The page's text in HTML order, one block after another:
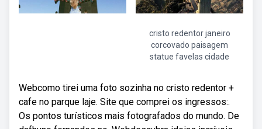
cristo redentor janeiro
corcovado paisagem
statue favelas cidade
Webcomo tirei uma foto sozinha no cristo redentor +
cafe no parque laje. Site que comprei os ingressos:.
Os pontos turísticos mais fotografados do mundo. De